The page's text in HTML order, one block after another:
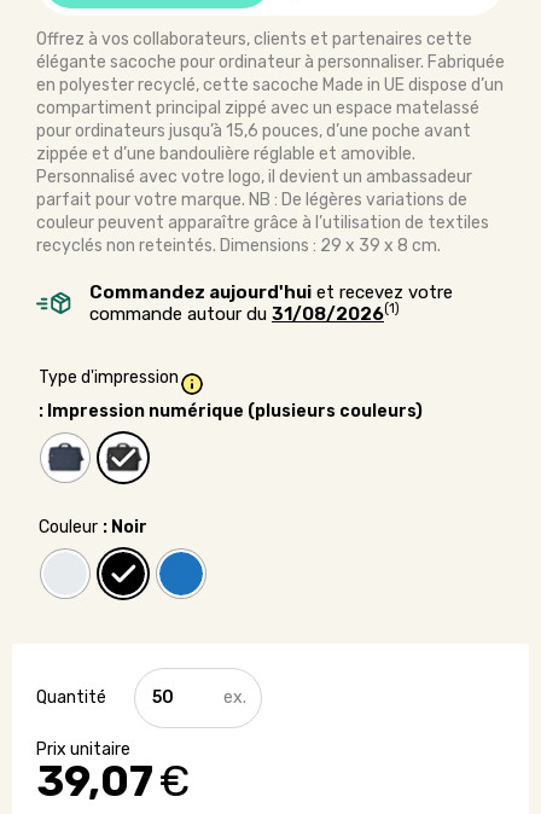
Offrez à vos collaborateurs, clients et partenaires cette
élégante sacoche pour ordinateur à personnaliser. Fabriquée
en polyester recyclé, cette sacoche Made in UE dispose d’un
compartiment principal zippé avec un espace matelassé
pour ordinateurs jusqu’à 15,6 pouces, d’une poche avant
zippée et d’une bandoulière réglable et amovible.
Personnalisé avec votre logo, il devient un ambassadeur
parfait pour votre marque. NB : De légères variations de
couleur peuvent apparaître grâce à l’utilisation de textiles
recyclés non reteintés. Dimensions : 29 x 39 x 8 cm.
Commandez aujourd'hui et recevez votre
commande autour du 31/08/2026(1)
Type d'impression
: Impression numérique (plusieurs couleurs)
Couleur : Noir
39,07€
quantité
de
Sacoche
ordinateur
-